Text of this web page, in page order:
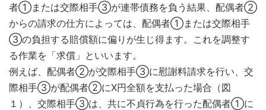
者①または交際相手③が連帯債務を負う結果、配偶者②
からの請求の仕方によっては、配偶者①または交際相手
③の負担する賠償額に偏りが生じ得ます。これを調整す
る作業を「求償」といいます。
例えば、配偶者②が交際相手③に慰謝料請求を行い、交
際相手③が配偶者②にX円全額を支払った場合（図
１）、交際相手③は、共に不貞行為を行った配偶者①に